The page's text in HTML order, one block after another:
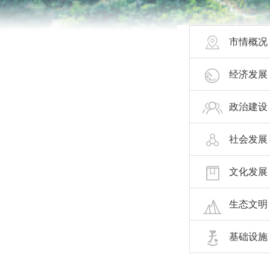
市情概况
经济发展
政治建设
社会发展
文化发展
生态文明
基础设施